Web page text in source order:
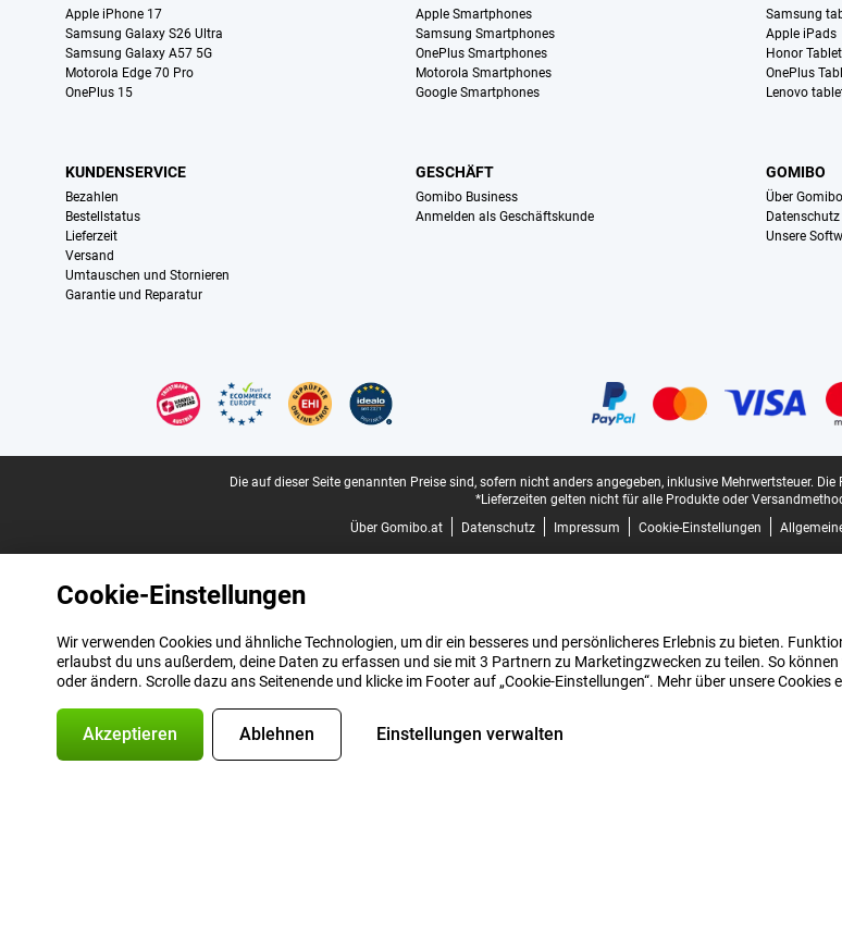
Apple iPhone 17
Samsung Galaxy S26 Ultra
Samsung Galaxy A57 5G
Motorola Edge 70 Pro
OnePlus 15
Apple Smartphones
Samsung Smartphones
OnePlus Smartphones
Motorola Smartphones
Google Smartphones
Samsung
Apple iPads
Honor
OnePlus
Lenovo
KUNDENSERVICE
Bezahlen
Bestellstatus
Lieferzeit
Versand
Umtauschen und Stornieren
Garantie und Reparatur
GESCHÄFT
Gomibo Business
Anmelden als Geschäftskunde
GOMIBO
Über Gomibo
Datenschutz
Unsere
Die auf dieser Seite genannten Preise sind, sofern nicht anders angegeben, inklusive Mehrwertsteuer. Die
*Lieferzeiten gelten nicht für alle Produkte oder
Über Gomibo.at
Datenschutz Impressum Cookie-Einstellungen
Cookie-Einstellungen
Wir verwenden Cookies und ähnliche Technologien, um dir ein besseres und persönlicheres Erlebnis zu bieten.
erlaubst du uns außerdem, deine Daten zu erfassen und sie mit 3 Partnern zu Marketingzwecken zu teilen. So
oder ändern. Scrolle dazu ans Seitenende und klicke im Footer auf „Cookie-Einstellungen“. Mehr über unsere Cookies
Akzeptieren Ablehnen Einstellungen verwalten